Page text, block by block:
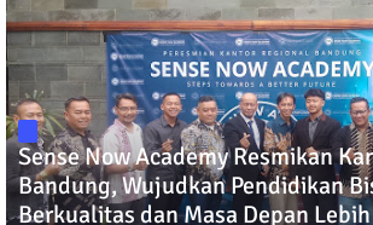
Sense Now Academy Resmikan
Bandung, Wujudkan Pendidikan
Berkualitas dan Masa Depan